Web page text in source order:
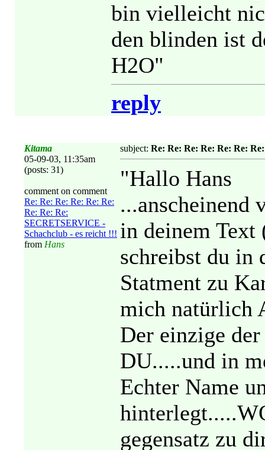
bin vielleicht
den blinden ist
H2O"
reply
Kitama
05-09-03, 11:35am
(posts: 31)
comment on comment
Re: Re: Re: Re: Re: Re:
Re: Re: Re:
SECRETSERVICE -
Schachclub - es reicht !!!
from Hans
subject: Re: Re: Re: Re: Re: Re:
"Hallo Hans
...anscheinend
in deinem
schreibst du in
Statment zu
mich natürlich
Der einzige
DU.....und in
Echter Name
gegensatz zu